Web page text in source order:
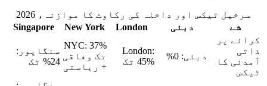
ٹیکس اور داخلہ کی رکاوٹ کا موازنہ، 2026
London
New York
Singapore
پر
کا
دبئی: 0%
London:
45% تک
NYC: 37%
تک وفاقی
+ ریاستی
سنگاپور:
24% تک